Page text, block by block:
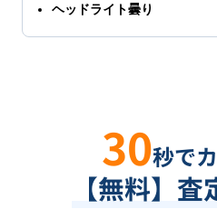
ヘッドライト曇り
30秒で
【無料】